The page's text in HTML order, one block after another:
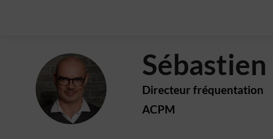
SM
Sébastien
Directeur fréquentation
ACPM